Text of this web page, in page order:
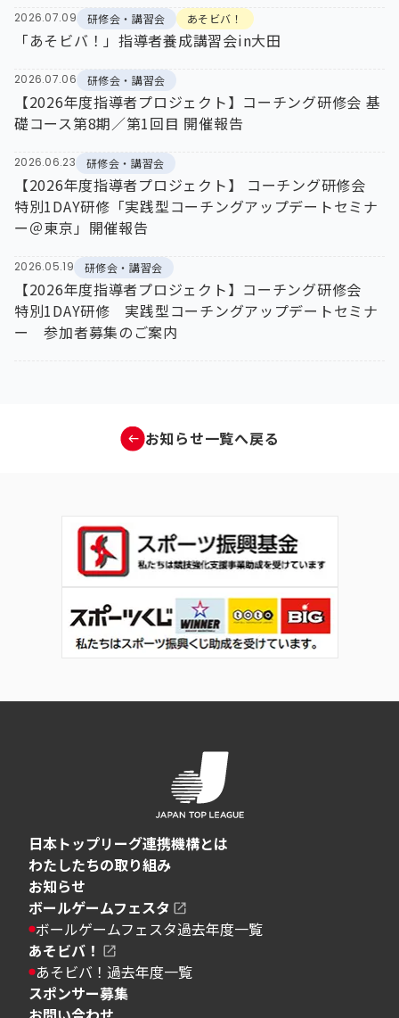
2026.07.09 研修会・講習会 あそビバ！
「あそビバ！」指導者養成講習会in大田
2026.07.06 研修会・講習会
【2026年度指導者プロジェクト】コーチング研修会 基
礎コース第8期／第1回目 開催報告
2026.06.23 研修会・講習会
【2026年度指導者プロジェクト】 コーチング研修会
特別1DAY研修「実践型コーチングアップデートセミナ
ー＠東京」開催報告
2026.05.19 研修会・講習会
【2026年度指導者プロジェクト】コーチング研修会
特別1DAY研修 実践型コーチングアップデートセミナ
ー 参加者募集のご案内
お知らせ一覧へ戻る
日本トップリーグ連携機構とは
わたしたちの取り組み
お知らせ
ボールゲームフェスタ
ボールゲームフェスタ過去年度一覧
あそビバ！
あそビバ！過去年度一覧
スポンサー募集